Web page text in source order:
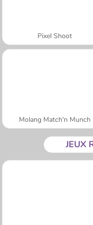
Pixel Shoot
Molang Match'n Munch
JEUX